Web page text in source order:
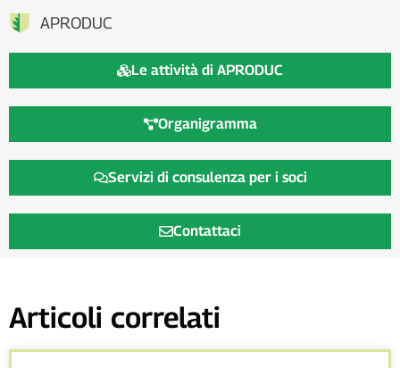
APRODUC
Le attività di APRODUC
Organigramma
Servizi di consulenza per i soci
Contattaci
Articoli correlati